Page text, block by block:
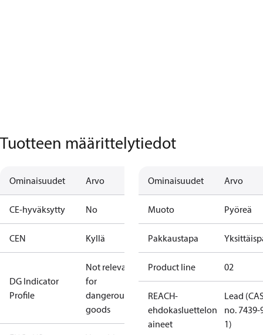
Tuotteen määrittelytiedot
Ominaisuudet Arvo
CE-hyväksytty No
CEN Kyllä
DG Indicator
Profile
Not relevant
for
dangerous
goods
Ominaisuudet Arvo
Muoto Pyöreä
Pakkaustapa
Product line 02
REACH-
ehdokasluettelon
aineet
Lead
no. 7439-
1)